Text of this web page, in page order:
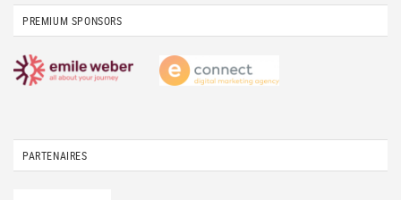
PREMIUM SPONSORS
PARTENAIRES